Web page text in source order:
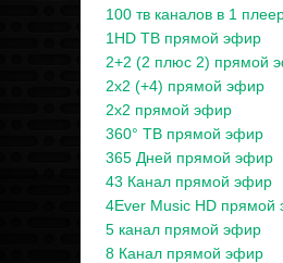
100 тв каналов в 1
1HD ТВ прямой эфир
2+2 (2 плюс 2) прямой
2x2 (+4) прямой эфир
2x2 прямой эфир
360° ТВ прямой эфир
365 Дней прямой эфир
43 Канал прямой эфир
4Ever Music HD прямой
5 канал прямой эфир
8 Канал прямой эфир